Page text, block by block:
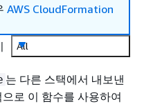
AWS CloudFormation
All
는 다른 스택에서 내보낸
로 이 함수를 사용하여